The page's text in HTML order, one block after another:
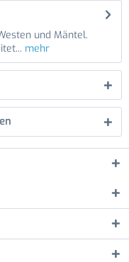
und Mäntel.
mehr